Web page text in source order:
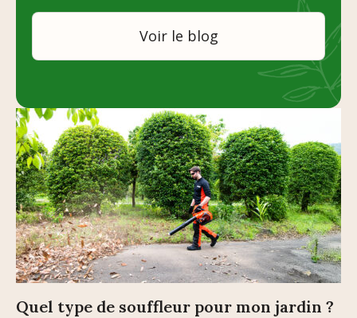
Voir le blog
Quel type de souffleur pour mon jardin ?